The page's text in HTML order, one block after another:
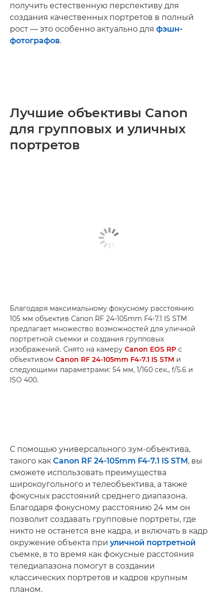
получить естественную перспективу для
создания качественных портретов в полный
рост — это особенно актуально для фэшн-
фотографов.
Лучшие объективы Canon
для групповых и уличных
портретов
Благодаря максимальному фокусному расстоянию
105 мм объектив Canon RF 24-105mm F4-7.1 IS STM
предлагает множество возможностей для уличной
портретной съемки и создания групповых
изображений. Снято на камеру Canon EOS RP с
объективом Canon RF 24-105mm F4-7.1 IS STM и
следующими параметрами: 54 мм, 1/160 сек., f/5.6 и
ISO 400.
С помощью универсального зум-объектива,
такого как Canon RF 24-105mm F4-7.1 IS STM , вы
сможете использовать преимущества
широкоугольного и телеобъектива, а также
фокусных расстояний среднего диапазона.
Благодаря фокусному расстоянию 24 мм он
позволит создавать групповые портреты, где
никто не останется вне кадра, и включать в кадр
окружение объекта при уличной портретной
съемке, в то время как фокусные расстояния
теледиапазона помогут в создании
классических портретов и кадров крупным
планом.